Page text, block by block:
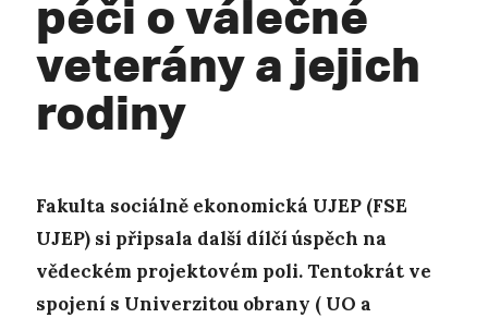
péči o válečné
veterány a jejich
rodiny
Fakulta sociálně ekonomická UJEP (FSE
UJEP) si připsala další dílčí úspěch na
vědeckém projektovém poli. Tentokrát ve
spojení s Univerzitou obrany ( UO a